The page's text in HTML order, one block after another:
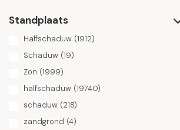
Standplaats
Halfschaduw (1912)
Schaduw (19)
Zon (1999)
halfschaduw (19740)
schaduw (218)
zandgrond (4)